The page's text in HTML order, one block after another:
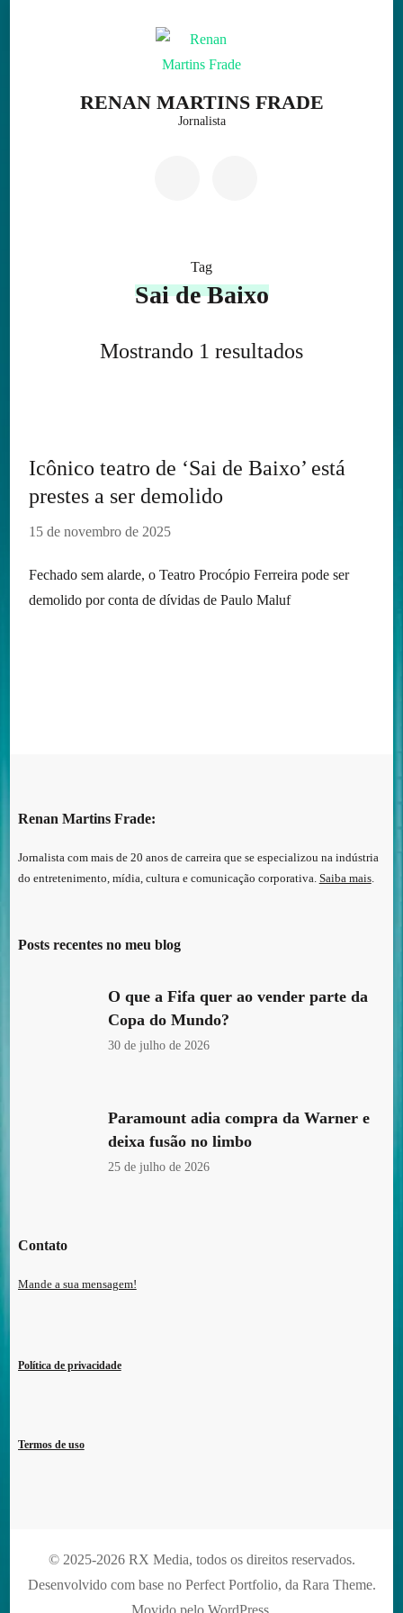
RENAN MARTINS FRADE
Jornalista
Tag
Sai de Baixo
Mostrando 1 resultados
Icônico teatro de ‘Sai de Baixo’ está
prestes a ser demolido
15 de novembro de 2025
Fechado sem alarde, o Teatro Procópio Ferreira pode ser
demolido por conta de dívidas de Paulo Maluf
Renan Martins Frade:
Jornalista com mais de 20 anos de carreira que se especializou na indústria
do entretenimento, mídia, cultura e comunicação corporativa. Saiba mais.
Posts recentes no meu blog
O que a Fifa quer ao vender parte da
Copa do Mundo?
30 de julho de 2026
Paramount adia compra da Warner e
deixa fusão no limbo
25 de julho de 2026
Contato
Mande a sua mensagem!
Política de privacidade
Termos de uso
© 2025-2026 RX Media, todos os direitos reservados.
Desenvolvido com base no Perfect Portfolio, da Rara Theme.
Movido pelo WordPress.